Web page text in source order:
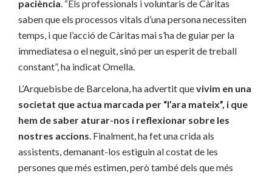
paciència . “Els professionals i voluntaris de Càritas
saben que els processos vitals d’una persona necessiten
temps, i que l’acció de Càritas mai s’ha de guiar per la
immediatesa o el neguit, sinó per un esperit de treball
constant”, ha indicat Omella.
L’Arquebisbe de Barcelona, ha advertit quevivim en una
societat que actua marcada per “l’ara mateix”, i que
hem de saber aturar-nos i reflexionar sobre les
nostres accions . Finalment, ha fet una crida als
assistents, demanant-los estiguin al costat de les
persones que més estimen, però també dels que més